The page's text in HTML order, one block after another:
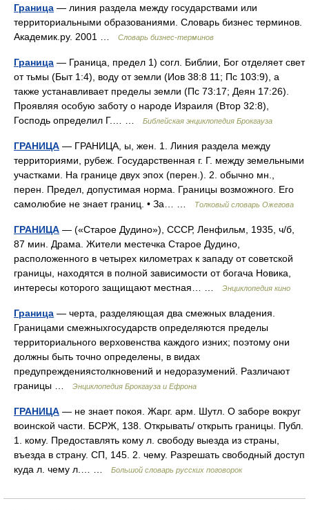
Граница — линия раздела между государствами или
территориальными образованиями. Словарь бизнес терминов.
Академик.ру. 2001 …
Словарь бизнес-терминов
Граница — Граница, предел 1) согл. Библии, Бог отделяет свет
от тьмы (Быт 1:4), воду от земли (Иов 38:8 11; Пс 103:9), а
также устанавливает пределы земли (Пс 73:17; Деян 17:26).
Проявляя особую заботу о народе Израиля (Втор 32:8),
Господь определил Г.… …
Библейская энциклопедия Брокгауза
ГРАНИЦА — ГРАНИЦА, ы, жен. 1. Линия раздела между
территориями, рубеж. Государственная г. Г. между земельными
участками. На границе двух эпох (перен.). 2. обычно мн.,
перен. Предел, допустимая норма. Границы возможного. Его
самолюбие не знает границ. • За… …
Толковый словарь Ожегова
ГРАНИЦА — («Старое Дудино»), СССР, Ленфильм, 1935, ч/б,
87 мин. Драма. Жители местечка Старое Дудино,
расположенного в четырех километрах к западу от советской
границы, находятся в полной зависимости от богача Новика,
интересы которого защищают местная… …
Энциклопедия кино
Граница — черта, разделяющая два смежных владения.
Границами смежныхгосударств определяются пределы
территориального верховенства каждого изних; поэтому они
должны быть точно определены, в видах
предупреждениястолкновений и недоразумений. Различают
границы …
Энциклопедия Брокгауза и Ефрона
ГРАНИЦА — не знает покоя. Жарг. арм. Шутл. О заборе вокруг
воинской части. БСРЖ, 138. Открывать/ открыть границы. Публ.
1. кому. Предоставлять кому л. свободу выезда из страны,
въезда в страну. СП, 145. 2. чему. Разрешать свободный доступ
куда л. чему л.… …
Большой словарь русских поговорок